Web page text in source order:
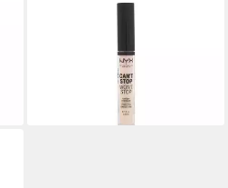
Concealer Cant Stop Wont
Stop Full Coverage Contour
Concealer Light Ivory 3,5ml
lieferbar in 3 Wochen